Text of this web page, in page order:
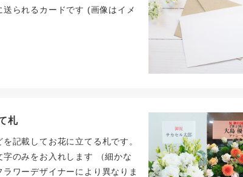
送られるカードです (画像はイメ
札
記載してお花に立てる札です。
字のみをお入れします （細かな
ラワーデザイナーにより異なりま